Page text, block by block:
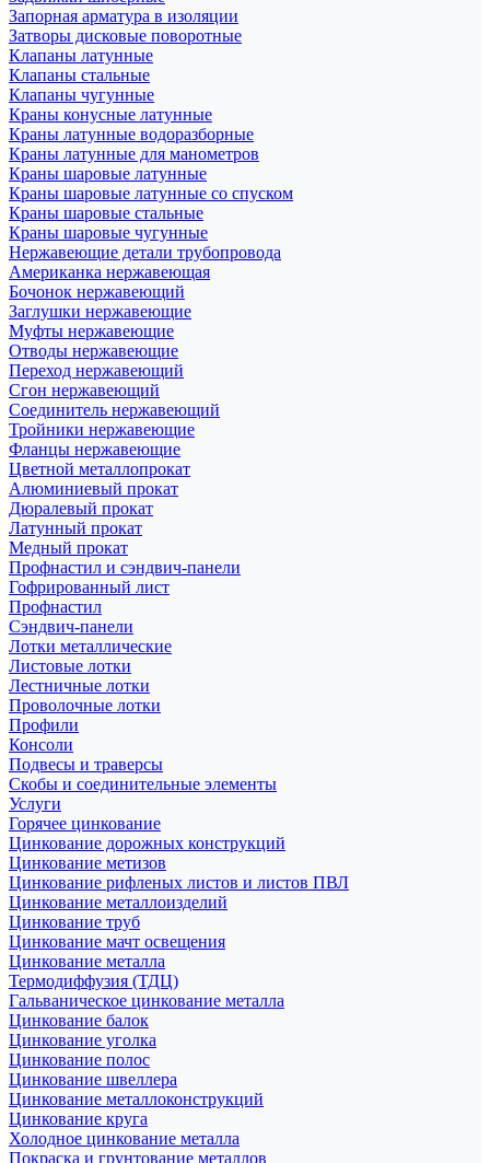
Запорная арматура в изоляции
Затворы дисковые поворотные
Клапаны латунные
Клапаны стальные
Клапаны чугунные
Краны конусные латунные
Краны латунные водоразборные
Краны латунные для манометров
Краны шаровые латунные
Краны шаровые латунные со спуском
Краны шаровые стальные
Краны шаровые чугунные
Нержавеющие детали трубопровода
Американка нержавеющая
Бочонок нержавеющий
Заглушки нержавеющие
Муфты нержавеющие
Отводы нержавеющие
Переход нержавеющий
Сгон нержавеющий
Соединитель нержавеющий
Тройники нержавеющие
Фланцы нержавеющие
Цветной металлопрокат
Алюминиевый прокат
Дюралевый прокат
Латунный прокат
Медный прокат
Профнастил и сэндвич-панели
Гофрированный лист
Профнастил
Сэндвич-панели
Лотки металлические
Листовые лотки
Лестничные лотки
Проволочные лотки
Профили
Консоли
Подвесы и траверсы
Скобы и соединительные элементы
Услуги
Горячее цинкование
Цинкование дорожных конструкций
Цинкование метизов
Цинкование рифленых листов и листов ПВЛ
Цинкование металлоизделий
Цинкование труб
Цинкование мачт освещения
Цинкование металла
Термодиффузия (ТДЦ)
Гальваническое цинкование металла
Цинкование балок
Цинкование уголка
Цинкование полос
Цинкование швеллера
Цинкование металлоконструкций
Цинкование круга
Холодное цинкование металла
Покраска и грунтование металлов